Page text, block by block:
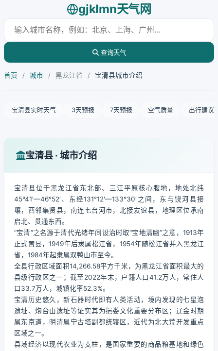
gjklmn天气网
查询天气
首页 / 城市 / 黑龙江省 / 宝清县城市介绍
宝清县实时天气 3天预报 7天预报 空气质量 出行建议
宝清县 · 城市介绍
宝清县位于黑龙江省东北部、三江平原核心腹地，地处北纬
45°41′—46°52′、东经131°12′—133°30′之间，东与饶河县接
壤，西邻集贤县，南连七台河市，北接友谊县，地理区位承南
启北、贯通东西。
“宝清”之名源于清代光绪年间设治时取“宝地清幽”之意，1913年
正式置县，1949年后隶属松江省，1954年随松江省并入黑龙江
省，1984年起隶属双鸭山市至今。
全县行政区域面积14,266.58平方千米，为黑龙江省面积最大的
县级行政区之一；截至2022年末，户籍人口41.2万人，常住人
口33.7万人，城镇化率52.3%。
宝清历史悠久，新石器时代即有人类活动，境内发现的七星泡
遗址、炮台山遗址等证实其为挹娄文化重要分布区；辽金时期
属东京道，明清属宁古塔副都统辖区，近代为北大荒开发重点
区域之一。
县域经济以现代农业为支柱，是国家重要的商品粮基地和绿色